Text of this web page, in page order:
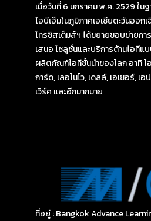
เมื่อวันที่ 6 มกราคม พ.ศ. 2529 ใน
ไอบีเอ็มในภูมิภาคเอเชียตะวันออก
โทรซิสเต็มส์ฯ ได้ขยายขอบข่ายกา
เสนอ โซลูชั่นและบริการด้านไอที
ผลิตภัณฑ์ไอทีชั้นนำของโลก อาทิ
การ์ด, เลอโนโว, เดลล์, เอเซอร์, เ
เวิร์ค และอีกมากมาย
ที่อยู่ : Bangkok Advance